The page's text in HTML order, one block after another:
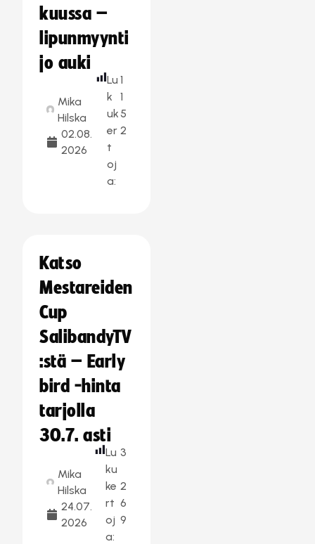
kuussa –
lipunmyynti
jo auki
Mika
Hilska
02.08.
2026
Lu
k
uk
er
t
oj
a:
1
1
5
2
Katso
Mestareiden
Cup
SalibandyTV
:stä – Early
bird -hinta
tarjolla
30.7. asti
Mika
Hilska
24.07.
2026
Lu
ku
ke
rt
oj
a:
3
2
6
9